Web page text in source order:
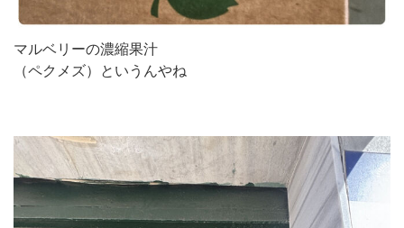
マルベリーの濃縮果汁
（ペクメズ）というんやね